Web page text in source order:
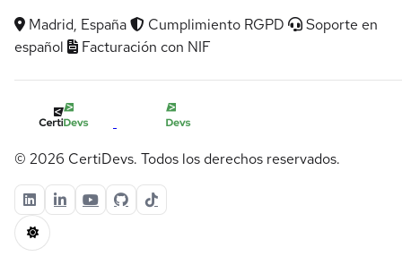
Madrid, España Cumplimiento RGPD
Soporte en
español
Facturación con NIF
© 2026 CertiDevs. Todos los derechos reservados.